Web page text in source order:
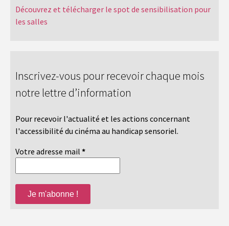
Découvrez et télécharger le spot de sensibilisation pour
les salles
Inscrivez-vous pour recevoir chaque mois
notre lettre d’information
Pour recevoir l'actualité et les actions concernant
l'accessibilité du cinéma au handicap sensoriel.
Votre adresse mail *